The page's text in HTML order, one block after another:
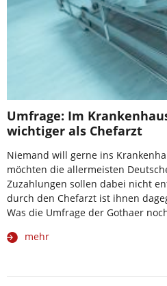
Umfrage: Im
wichtiger als Chefarzt
Niemand will gerne ins
möchten die allermeisten
Zuzahlungen sollen dabei nicht
durch den Chefarzt ist ihnen
Was die Umfrage der Gothaer
mehr